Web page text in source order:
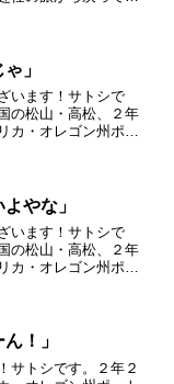
井で不動...
」
います！サトシで
の松山・高松、２年
カ・オレゴン州ポー
９日より東...
やな」
います！サトシで
の松山・高松、２年
カ・オレゴン州ポー
９日より東...
！」
サトシです。２年２